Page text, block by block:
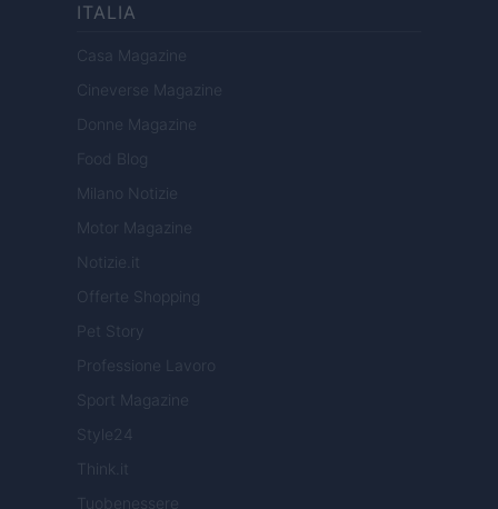
ITALIA
Casa Magazine
Cineverse Magazine
Donne Magazine
Food Blog
Milano Notizie
Motor Magazine
Notizie.it
Offerte Shopping
Pet Story
Professione Lavoro
Sport Magazine
Style24
Think.it
Tuobenessere